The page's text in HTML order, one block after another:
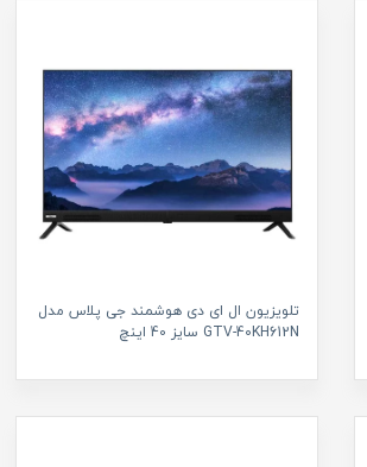
تلویزیون ال ای دی هوشمند جی پلاس مدل
GTV-40KH612N سایز 40 اینچ